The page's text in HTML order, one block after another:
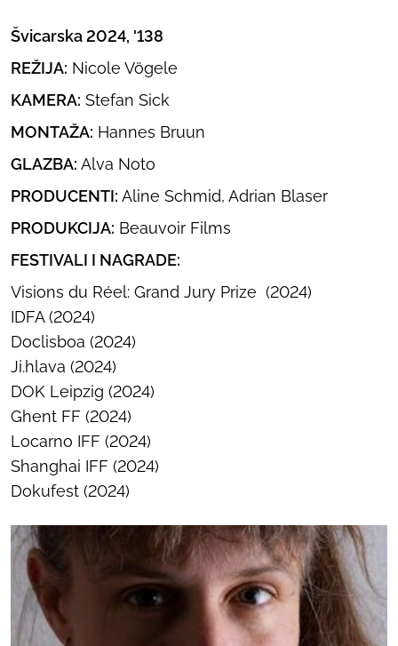
Švicarska 2024, '138
REŽIJA: Nicole Vögele
KAMERA: Stefan Sick
MONTAŽA: Hannes Bruun
GLAZBA: Alva Noto
PRODUCENTI: Aline Schmid, Adrian Blaser
PRODUKCIJA: Beauvoir Films
FESTIVALI I NAGRADE:
Visions du Réel: Grand Jury Prize (2024)
IDFA (2024)
Doclisboa (2024)
Ji.hlava (2024)
DOK Leipzig (2024)
Ghent FF (2024)
Locarno IFF (2024)
Shanghai IFF (2024)
Dokufest (2024)